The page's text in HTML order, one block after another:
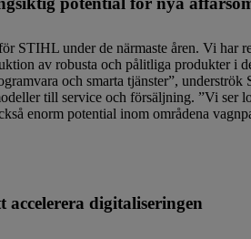
STIHL under de närmaste åren. Vi har
av robusta och pålitliga produkter i
och smarta tjänster”,
till service och försäljning. ”Vi ser
enorm potential inom områdena
digitaliseringen